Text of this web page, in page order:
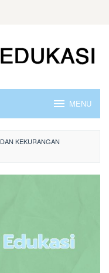
MENU
KEKURANGAN